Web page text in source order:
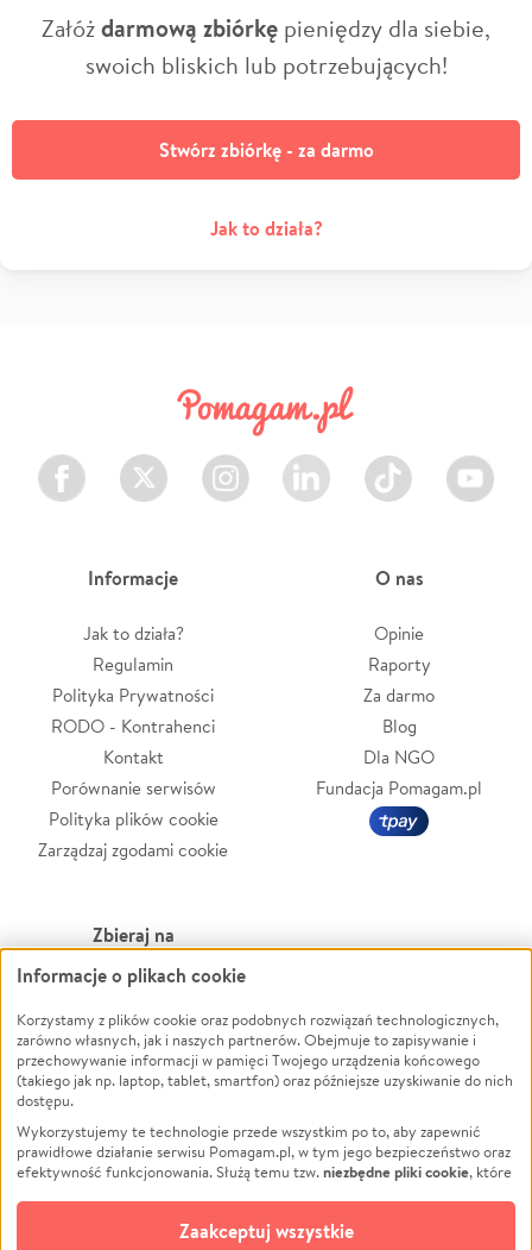
Załóżdarmową zbiórkę pieniędzy dla siebie,
swoich bliskich lub potrzebujących!
Stwórz zbiórkę - za darmo
Jak to działa?
Facebook Twitter Instagram LinkedIn TikTok Youtube
Informacje
Jak to działa?
Regulamin
Polityka Prywatności
RODO - Kontrahenci
Kontakt
Porównanie serwisów
Polityka plików cookie
Zarządzaj zgodami cookie
O nas
Opinie
Raporty
Za darmo
Blog
Dla NGO
Fundacja Pomagam.pl
Zbieraj na
Leczenie
Zwierzęta
Pożar
Ukraina
Pomoc Finansowa
Projekty
Pogrzeb
Społeczność lokalna
Powódź
Wichura
NGO
Edukacja
Podróż
Impreza
Ochrona środowiska
Informacje o plikach cookie
Korzystamy z plików cookie oraz podobnych rozwiązań technologicznych,
zarówno własnych, jak i naszych partnerów. Obejmuje to zapisywanie i
przechowywanie informacji w pamięci Twojego urządzenia końcowego
(takiego jak np. laptop, tablet, smartfon) oraz późniejsze uzyskiwanie do nich
dostępu.
Wykorzystujemy te technologie przede wszystkim po to, aby zapewnić
prawidłowe działanie serwisu Pomagam.pl, w tym jego bezpieczeństwo oraz
efektywność funkcjonowania. Służą temu tzw.niezbędne pliki cookie, które
opcjonalnych plików cookie
technologii do celów analitycznych i retargetingowych. Możesz wyrazić
Zaakceptuj wszystkie